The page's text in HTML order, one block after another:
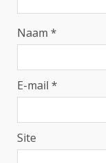
Naam *
E-mail *
Site